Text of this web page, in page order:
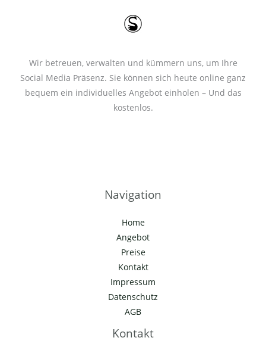
Wir betreuen, verwalten und kümmern uns, um Ihre
Social Media Präsenz. Sie können sich heute online ganz
bequem ein individuelles Angebot einholen – Und das
kostenlos.
Navigation
Home
Angebot
Preise
Kontakt
Impressum
Datenschutz
AGB
Kontakt